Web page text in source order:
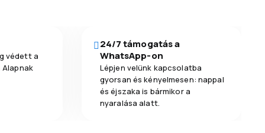
védett a
24/7 támogatás a
WhatsApp-on
Lépjen velünk kapcsolatba
gyorsan és kényelmesen: nappal
és éjszaka is bármikor a
nyaralása alatt.